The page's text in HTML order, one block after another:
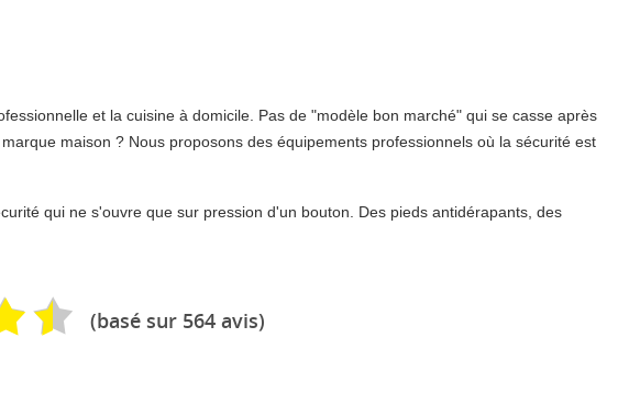
et la cuisine à domicile. Pas de "modèle bon marché" qui se casse après
maison ? Nous proposons des équipements professionnels où la sécurité est
qui ne s'ouvre que sur pression d'un bouton. Des pieds antidérapants, des
(basé sur 564 avis)